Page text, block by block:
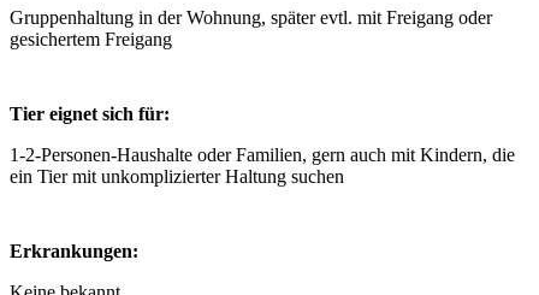
Gruppenhaltung in der Wohnung, später evtl. mit Freigang oder
gesichertem Freigang
Tier eignet sich für:
1-2-Personen-Haushalte oder Familien, gern auch mit Kindern, die
ein Tier mit unkomplizierter Haltung suchen
Erkrankungen: